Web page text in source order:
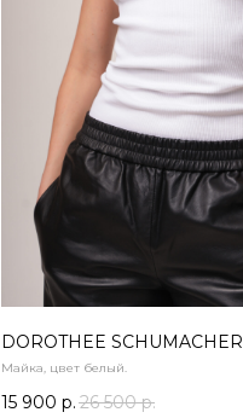
DOROTHEE SCHUMACHER
Майка, цвет белый.
15 900 р. 26 500 р.